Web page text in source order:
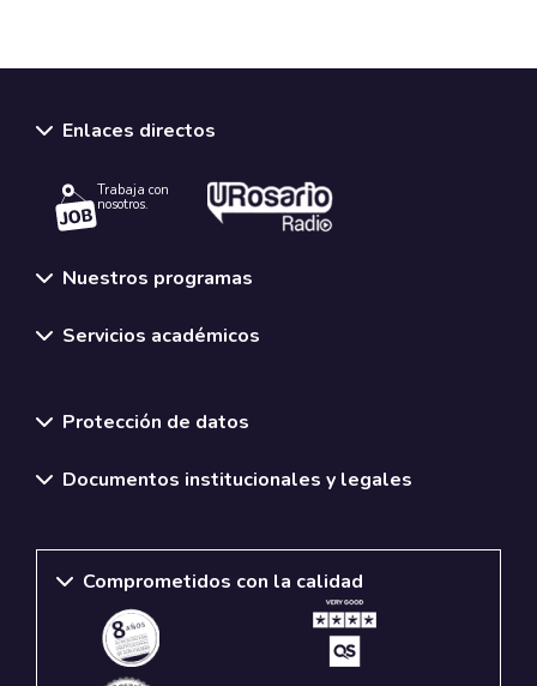
Enlaces directos
Trabaja con
nosotros.
Nuestros programas
Servicios académicos
Protección de datos
Documentos institucionales y legales
Comprometidos con la calidad